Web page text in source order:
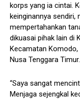
korps yang ia cintai.
keinginannya sendiri,
mempertahankan
dikuasai pihak lain di
Kecamatan Komodo,
Nusa Tenggara Timur.
“Saya sangat
Menjaga sejengkal